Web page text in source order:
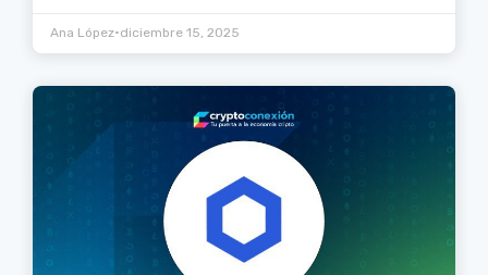
Ana López•diciembre 15, 2025